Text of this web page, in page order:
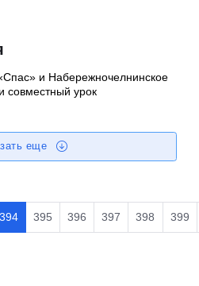
и Набережночелнинское
совместный урок
еще
394 395 396 397 398 399